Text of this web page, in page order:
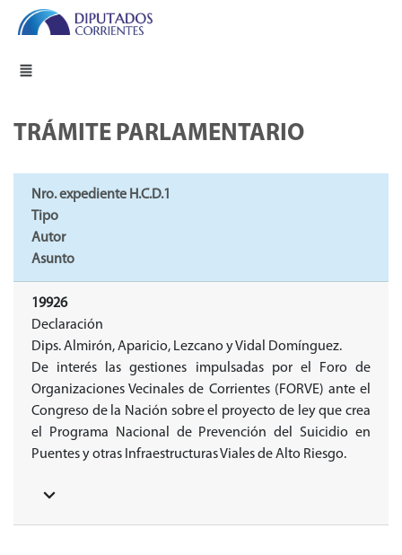
TRÁMITE PARLAMENTARIO
Nro. expediente H.C.D.1
Tipo
Autor
Asunto
19926
Declaración
Dips. Almirón, Aparicio, Lezcano y Vidal Domínguez.
De interés las gestiones impulsadas por el Foro de
Organizaciones Vecinales de Corrientes (FORVE) ante el
Congreso de la Nación sobre el proyecto de ley que crea
el Programa Nacional de Prevención del Suicidio en
Puentes y otras Infraestructuras Viales de Alto Riesgo.